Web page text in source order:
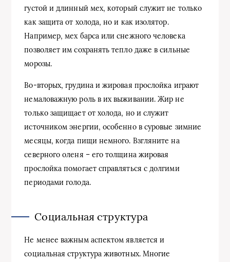
густой и длинный мех, который служит не только
как защита от холода, но и как изолятор.
Например, мех барса или снежного человека
позволяет им сохранять тепло даже в сильные
морозы.
Во-вторых, грудина и жировая прослойка играют
немаловажную роль в их выживании. Жир не
только защищает от холода, но и служит
источником энергии, особенно в суровые зимние
месяцы, когда пищи немного. Взгляните на
северного оленя – его толщина жировая
прослойка помогает справляться с долгими
периодами голода.
Социальная структура
Не менее важным аспектом является и
социальная структура животных. Многие